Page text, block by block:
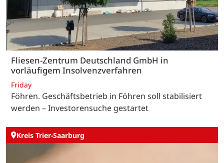
Fliesen-Zentrum Deutschland GmbH in
vorläufigem Insolvenzverfahren
Friday
Föhren. Geschäftsbetrieb in Föhren soll stabilisiert
werden – Investorensuche gestartet
Kreis Trier-Saarburg